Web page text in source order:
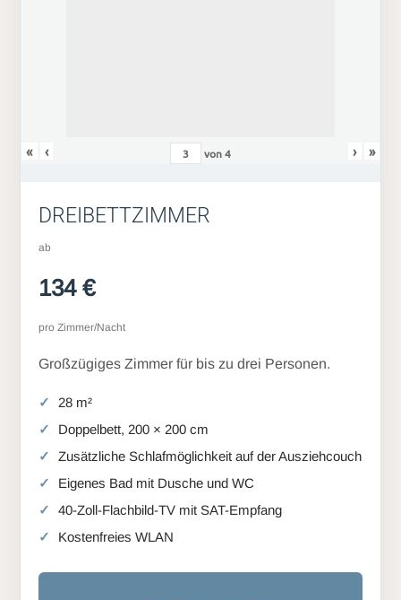
« ‹ von4 › »
DREIBETTZIMMER
ab
134 €
pro Zimmer/Nacht
Großzügiges Zimmer für bis zu drei Personen.
28 m²
Doppelbett, 200 × 200 cm
Zusätzliche Schlafmöglichkeit auf der Ausziehcouch
Eigenes Bad mit Dusche und WC
40-Zoll-Flachbild-TV mit SAT-Empfang
Kostenfreies WLAN